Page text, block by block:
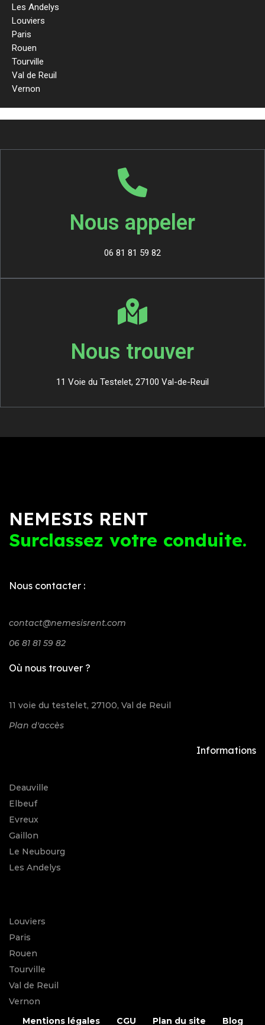
Les Andelys
Louviers
Paris
Rouen
Tourville
Val de Reuil
Vernon
Nous appeler
06 81 81 59 82
Nous trouver
11 Voie du Testelet, 27100 Val-de-Reuil
NEMESIS RENT
Surclassez votre conduite.
Nous contacter :
contact@nemesisrent.com
06 81 81 59 82
Où nous trouver ?
11 voie du testelet, 27100, Val de Reuil
Plan d'accès
Informations
Deauville
Elbeuf
Evreux
Gaillon
Le Neubourg
Les Andelys
Louviers
Paris
Rouen
Tourville
Val de Reuil
Vernon
Mentions légales
CGU Plan du site Blog